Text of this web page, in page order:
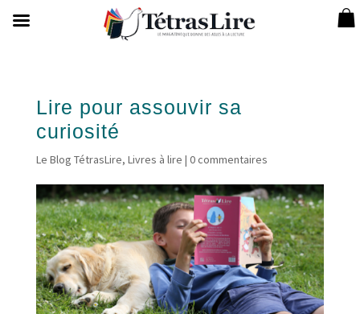
Lire pour assouvir sa
curiosité
Le Blog TétrasLire, Livres à lire | 0 commentaires